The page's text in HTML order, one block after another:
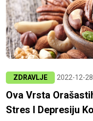
ZDRAVLJE 2022-12-28
Ova Vrsta
Stres I Depresiju